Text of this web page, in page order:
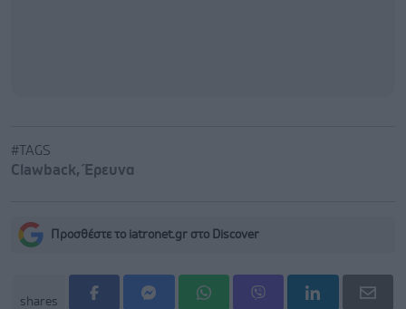
#TAGS
Clawback, Έρευνα
Προσθέστε το iatronet.gr στο Discover
shares